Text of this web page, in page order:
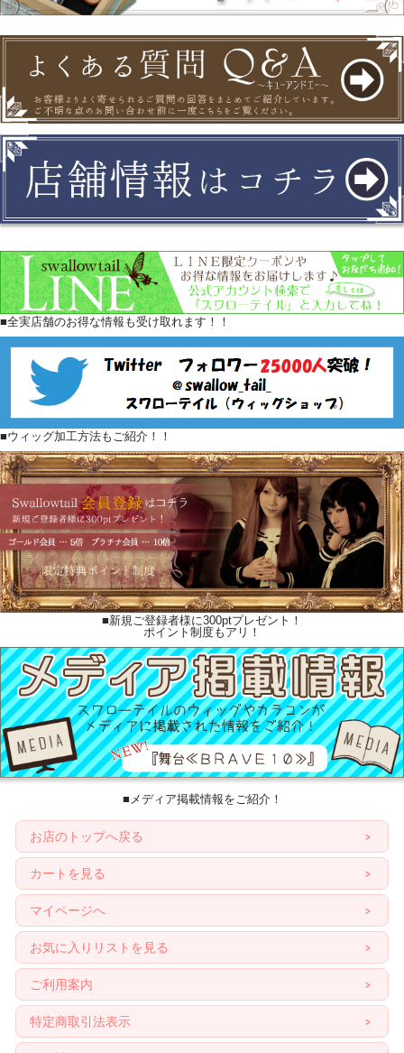
■全実店舗のお得な情報も受け取れます！！
■ウィッグ加工方法もご紹介！！
■新規ご登録者様に300ptプレゼント！
ポイント制度もアリ！
■メディア掲載情報をご紹介！
お店のトップへ戻る
カートを見る
マイページへ
お気に入りリストを見る
ご利用案内
特定商取引法表示